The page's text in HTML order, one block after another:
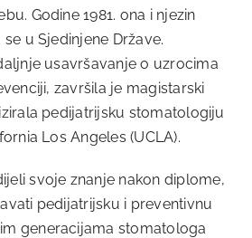
Godine 1981. ona i njezin
u Sjedinjene Države.
usavršavanje o uzrocima
završila je magistarski
pedijatrijsku stomatologiju
Los Angeles (UCLA).
svoje znanje nakon diplome,
pedijatrijsku i preventivnu
generacijama stomatologa